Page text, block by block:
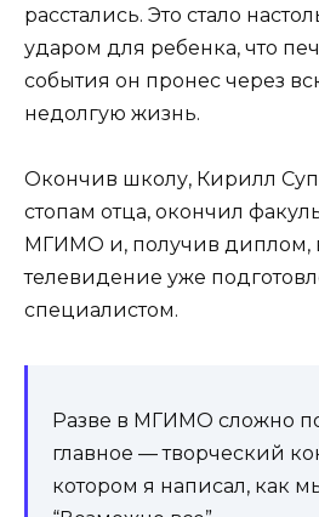
расстались. Это стало
ударом для ребенка, что
события он пронес через
недолгую жизнь.
Окончив школу, Кирилл
стопам отца, окончил
МГИМО и, получив диплом,
телевидение уже
специалистом.
Разве в МГИМО сложно
главное — творческий
котором я написал, как